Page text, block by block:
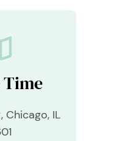
Time
Chicago, IL